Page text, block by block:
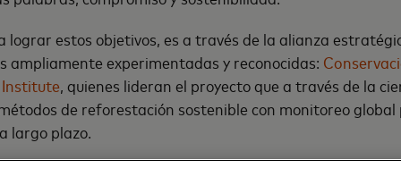
lograr estos objetivos, es a través de la alianza
ampliamente experimentadas y reconocidas:
Institute, quienes lideran el proyecto que a través de la
de reforestación sostenible con monitoreo
largo plazo.
sostenible depende en buena medida del respaldo de